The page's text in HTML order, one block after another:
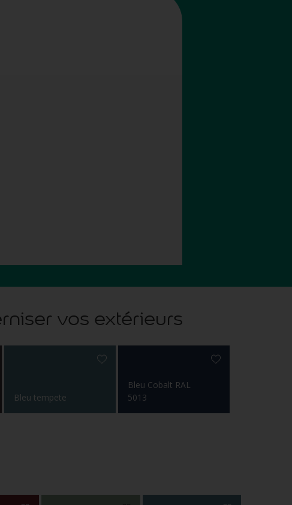
vos extérieurs
Bleu tempete
Bleu Cobalt RAL
5013